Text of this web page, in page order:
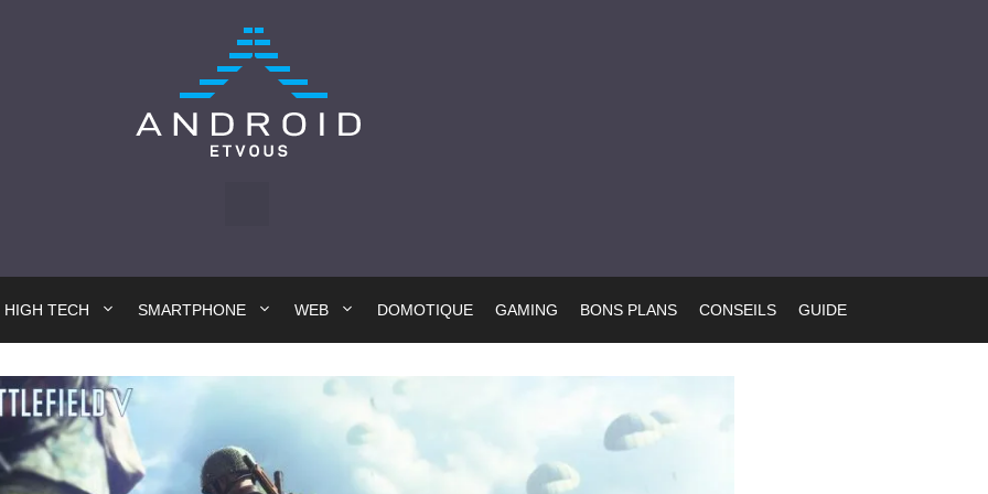
HIGH TECH SMARTPHONE WEB DOMOTIQUE GAMING BONS PLANS CONSEILS GUIDE